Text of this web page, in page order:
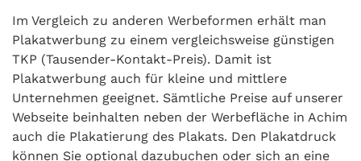
Im Vergleich zu anderen Werbeformen erhält man
Plakatwerbung zu einem vergleichsweise günstigen
TKP (Tausender-Kontakt-Preis). Damit ist
Plakatwerbung auch für kleine und mittlere
Unternehmen geeignet. Sämtliche Preise auf unserer
Webseite beinhalten neben der Werbefläche in Achim
auch die Plakatierung des Plakats. Den Plakatdruck
können Sie optional dazubuchen oder sich an eine